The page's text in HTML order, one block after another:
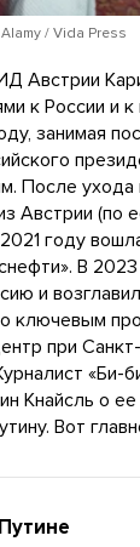
/ Vida Press
Австрии
к России и
занимая
После ухода
Австрии (по
году
В
и
ключевым
при
«Би-
Кнайсль о
Вот